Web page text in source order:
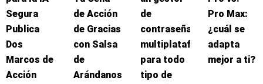
Segura
Publica
Dos
Marcos de
Acción
de Acción
de Gracias
con Salsa
de
Arándanos
de
contraseñas
multiplataforma
para todo
tipo de
Pro Max:
¿cuál se
adapta
mejor a ti?